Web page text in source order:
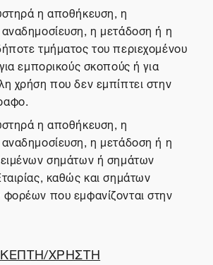
η αποθήκευση, η
η μετάδοση ή η
τμήματος του περιεχομένου
εμπορικούς σκοπούς ή για
χρήση που δεν εμπίπτει στην
η αποθήκευση, η
η μετάδοση ή η
σημάτων ή σημάτων
καθώς και σημάτων
που εμφανίζονται στην
ΧΡΗΣΤΗ